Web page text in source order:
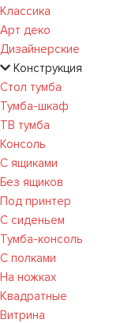
Классика
Арт деко
Дизайнерские
Конструкция
Стол тумба
Тумба-шкаф
ТВ тумба
Консоль
С ящиками
Без ящиков
Под принтер
С сиденьем
Тумба-консоль
С полками
На ножках
Квадратные
Витрина